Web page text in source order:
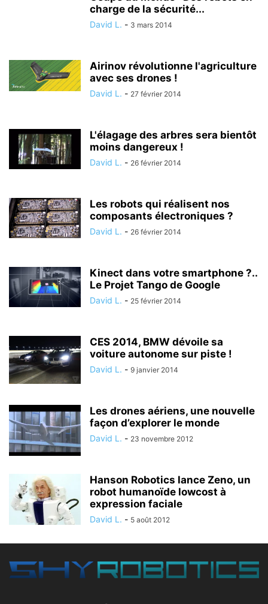
charge de la sécurité...
David L. - 3 mars 2014
Airinov révolutionne l'agriculture
avec ses drones !
David L. - 27 février 2014
L'élagage des arbres sera bientôt
moins dangereux !
David L. - 26 février 2014
Les robots qui réalisent nos
composants électroniques ?
David L. - 26 février 2014
Kinect dans votre smartphone ?..
Le Projet Tango de Google
David L. - 25 février 2014
CES 2014, BMW dévoile sa
voiture autonome sur piste !
David L. - 9 janvier 2014
Les drones aériens, une nouvelle
façon d’explorer le monde
David L. - 23 novembre 2012
Hanson Robotics lance Zeno, un
robot humanoïde lowcost à
expression faciale
David L. - 5 août 2012